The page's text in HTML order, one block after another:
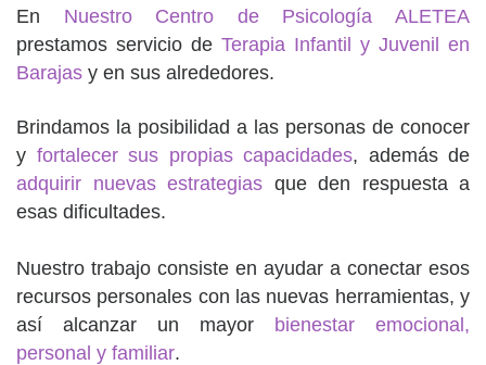
En Nuestro Centro de Psicología ALETEA
prestamos servicio de Terapia Infantil y Juvenil en
Barajas y en sus alrededores.
Brindamos la posibilidad a las personas de conocer
y fortalecer sus propias capacidades, además de
adquirir nuevas estrategias que den respuesta a
esas dificultades.
Nuestro trabajo consiste en ayudar a conectar esos
recursos personales con las nuevas herramientas, y
así alcanzar un mayor bienestar emocional,
personal y familiar.